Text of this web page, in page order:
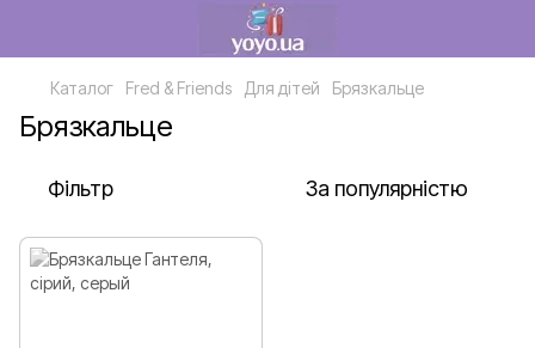
Каталог Fred & Friends Для дітей Брязкальце
Брязкальце
Фільтр За популярністю